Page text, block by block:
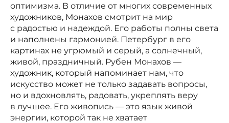
оптимизма. В отличие от многих современных
художников, Монахов смотрит на мир
с радостью и надеждой. Его работы полны света
и наполнены гармонией. Петербург в его
картинах не угрюмый и серый, а солнечный,
живой, праздничный. Рубен Монахов —
художник, который напоминает нам, что
искусство может не только задавать вопросы,
но и вдохновлять, радовать, укреплять веру
в лучшее. Его живопись — это язык живой
энергии, которой так не хватает